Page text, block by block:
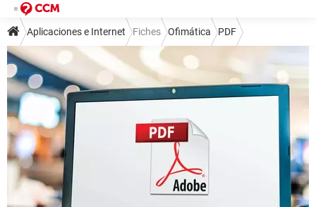
Aplicaciones e Internet Fiches Ofimática PDF